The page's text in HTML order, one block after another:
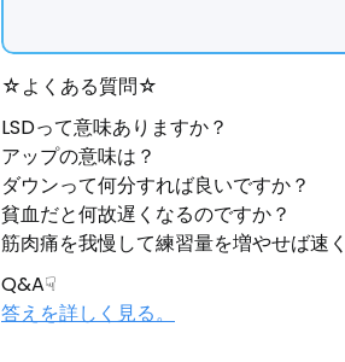
☆よくある質問☆
LSDって意味ありますか？
アップの意味は？
ダウンって何分すれば良いですか？
貧血だと何故遅くなるのですか？
筋肉痛を我慢して練習量を増やせば速
Q&A☟
答えを詳しく見る。